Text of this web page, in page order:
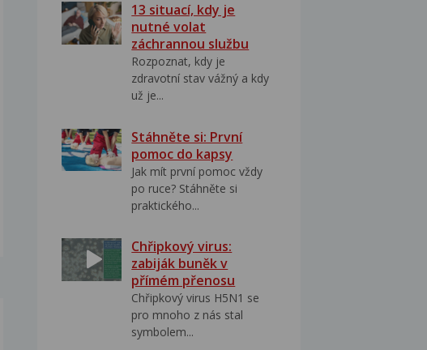
13 situací, kdy je
nutné volat
záchrannou službu
Rozpoznat, kdy je
zdravotní stav vážný a kdy
už je...
Stáhněte si: První
pomoc do kapsy
Jak mít první pomoc vždy
po ruce? Stáhněte si
praktického...
Chřipkový virus:
zabiják buněk v
přímém přenosu
Chřipkový virus H5N1 se
pro mnoho z nás stal
symbolem...